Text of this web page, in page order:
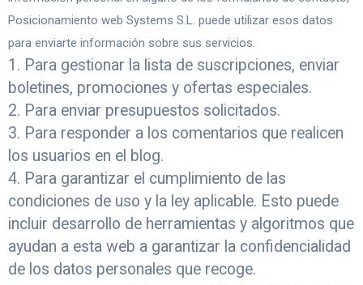
Posicionamiento web Systems S.L. puede utilizar esos datos
para enviarte información sobre sus servicios.
Para gestionar la lista de suscripciones, enviar
boletines, promociones y ofertas especiales.
Para enviar presupuestos solicitados.
Para responder a los comentarios que realicen
los usuarios en el blog.
Para garantizar el cumplimiento de las
condiciones de uso y la ley aplicable. Esto puede
incluir desarrollo de herramientas y algoritmos que
ayudan a esta web a garantizar la confidencialidad
de los datos personales que recoge.